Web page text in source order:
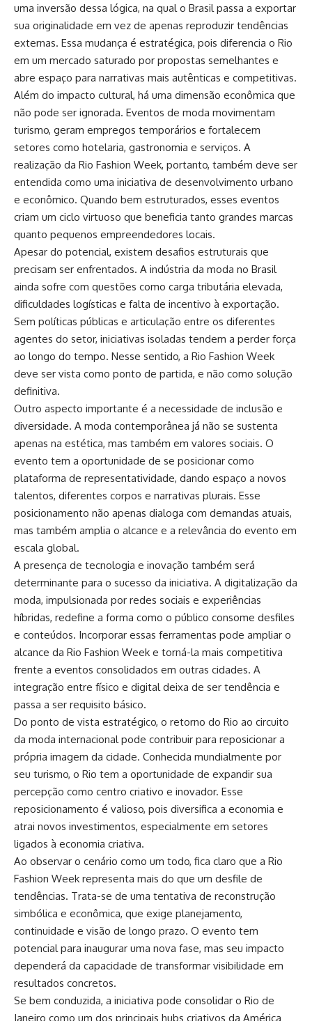
uma inversão dessa lógica, na qual o Brasil passa a exportar
sua originalidade em vez de apenas reproduzir tendências
externas. Essa mudança é estratégica, pois diferencia o Rio
em um mercado saturado por propostas semelhantes e
abre espaço para narrativas mais autênticas e competitivas.
Além do impacto cultural, há uma dimensão econômica que
não pode ser ignorada. Eventos de moda movimentam
turismo, geram empregos temporários e fortalecem
setores como hotelaria, gastronomia e serviços. A
realização da Rio Fashion Week, portanto, também deve ser
entendida como uma iniciativa de desenvolvimento urbano
e econômico. Quando bem estruturados, esses eventos
criam um ciclo virtuoso que beneficia tanto grandes marcas
quanto pequenos empreendedores locais.
Apesar do potencial, existem desafios estruturais que
precisam ser enfrentados. A indústria da moda no Brasil
ainda sofre com questões como carga tributária elevada,
dificuldades logísticas e falta de incentivo à exportação.
Sem políticas públicas e articulação entre os diferentes
agentes do setor, iniciativas isoladas tendem a perder força
ao longo do tempo. Nesse sentido, a Rio Fashion Week
deve ser vista como ponto de partida, e não como solução
definitiva.
Outro aspecto importante é a necessidade de inclusão e
diversidade. A moda contemporânea já não se sustenta
apenas na estética, mas também em valores sociais. O
evento tem a oportunidade de se posicionar como
plataforma de representatividade, dando espaço a novos
talentos, diferentes corpos e narrativas plurais. Esse
posicionamento não apenas dialoga com demandas atuais,
mas também amplia o alcance e a relevância do evento em
escala global.
A presença de tecnologia e inovação também será
determinante para o sucesso da iniciativa. A digitalização da
moda, impulsionada por redes sociais e experiências
híbridas, redefine a forma como o público consome desfiles
e conteúdos. Incorporar essas ferramentas pode ampliar o
alcance da Rio Fashion Week e torná-la mais competitiva
frente a eventos consolidados em outras cidades. A
integração entre físico e digital deixa de ser tendência e
passa a ser requisito básico.
Do ponto de vista estratégico, o retorno do Rio ao circuito
da moda internacional pode contribuir para reposicionar a
própria imagem da cidade. Conhecida mundialmente por
seu turismo, o Rio tem a oportunidade de expandir sua
percepção como centro criativo e inovador. Esse
reposicionamento é valioso, pois diversifica a economia e
atrai novos investimentos, especialmente em setores
ligados à economia criativa.
Ao observar o cenário como um todo, fica claro que a Rio
Fashion Week representa mais do que um desfile de
tendências. Trata-se de uma tentativa de reconstrução
simbólica e econômica, que exige planejamento,
continuidade e visão de longo prazo. O evento tem
potencial para inaugurar uma nova fase, mas seu impacto
dependerá da capacidade de transformar visibilidade em
resultados concretos.
Se bem conduzida, a iniciativa pode consolidar o Rio de
Janeiro como um dos principais hubs criativos da América